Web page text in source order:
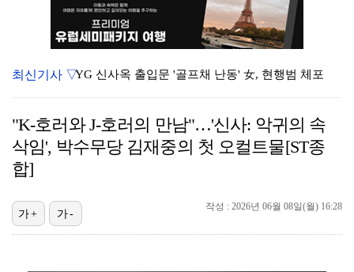
YG 신사옥 출입문 '골프채 난동' 女, 현행범 체포
표창원, 남규리에 15년만 공개 사과…"내가 틀렸다"
[ST포토] 노승희, 거리 확인
최신기사 ▽
"K-호러와 J-호러의 만남"…'신사: 악귀의 속
삭임', 박수무당 김재중의 첫 오컬트물[ST종
합]
작성 : 2026년 06월 08일(월) 16:28
가+ 가-